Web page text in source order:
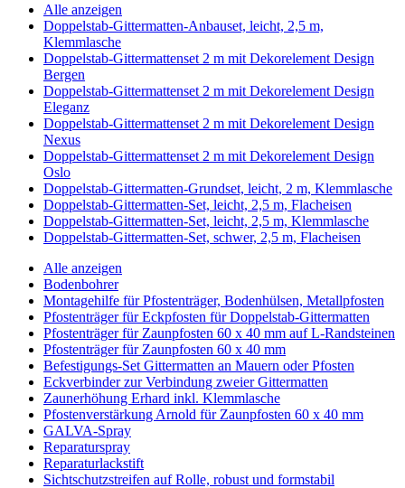
Alle anzeigen
Doppelstab-Gittermatten-Anbauset, leicht, 2,5 m,
Klemmlasche
Doppelstab-Gittermattenset 2 m mit Dekorelement Design
Bergen
Doppelstab-Gittermattenset 2 m mit Dekorelement Design
Eleganz
Doppelstab-Gittermattenset 2 m mit Dekorelement Design
Nexus
Doppelstab-Gittermattenset 2 m mit Dekorelement Design
Oslo
Doppelstab-Gittermatten-Grundset, leicht, 2 m, Klemmlasche
Doppelstab-Gittermatten-Set, leicht, 2,5 m, Flacheisen
Doppelstab-Gittermatten-Set, leicht, 2,5 m, Klemmlasche
Doppelstab-Gittermatten-Set, schwer, 2,5 m, Flacheisen
Alle anzeigen
Bodenbohrer
Montagehilfe für Pfostenträger, Bodenhülsen, Metallpfosten
Pfostenträger für Eckpfosten für Doppelstab-Gittermatten
Pfostenträger für Zaunpfosten 60 x 40 mm auf L-Randsteinen
Pfostenträger für Zaunpfosten 60 x 40 mm
Befestigungs-Set Gittermatten an Mauern oder Pfosten
Eckverbinder zur Verbindung zweier Gittermatten
Zaunerhöhung Erhard inkl. Klemmlasche
Pfostenverstärkung Arnold für Zaunpfosten 60 x 40 mm
GALVA-Spray
Reparaturspray
Reparaturlackstift
Sichtschutzstreifen auf Rolle, robust und formstabil